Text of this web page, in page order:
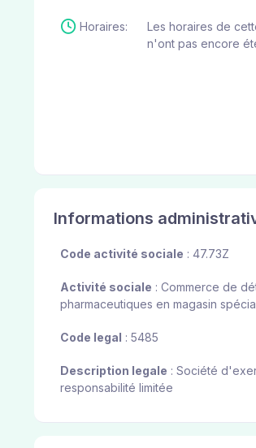
Horaires:
Les horaires de
n'ont pas encore
Informations
Code activité sociale : 47.73Z
Activité sociale : Commerce de
pharmaceutiques en magasin
Code legal : 5485
Description legale : Société
responsabilité limitée